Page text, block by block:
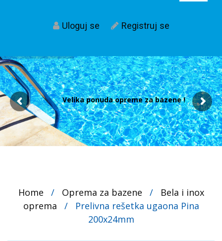
Uloguj se Registruj se
Velika ponuda opreme za bazene !
Home / Oprema za bazene /
Bela i inox
oprema
/
Prelivna rešetka ugaona Pina
200x24mm